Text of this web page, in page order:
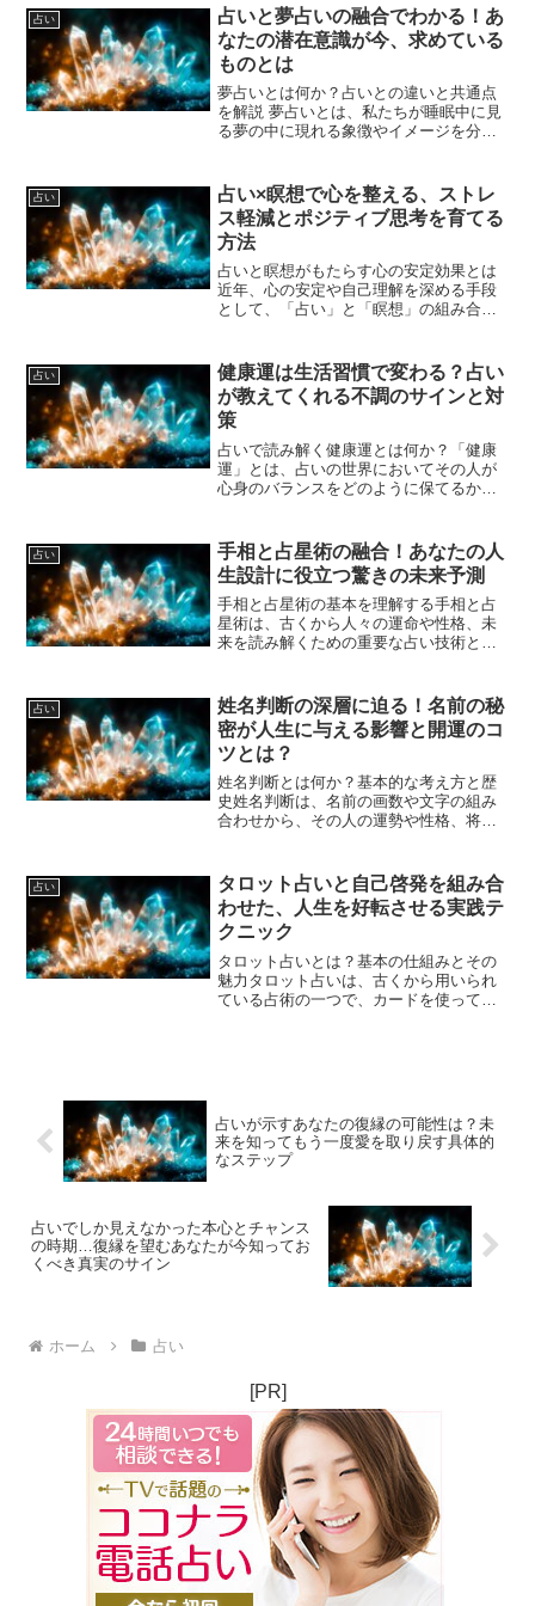
占い
占いと夢占いの融合でわかる！あ
なたの潜在意識が今、求めている
ものとは
夢占いとは何か？占いとの違いと共通点
を解説 夢占いとは、私たちが睡眠中に見
る夢の中に現れる象徴やイメージを分析
的な占いが、星座・生年月日・名前・手
相など、比較的「目に見...
占い
占い×瞑想で心を整える、ストレ
ス軽減とポジティブ思考を育てる
方法
占いと瞑想がもたらす心の安定効果とは
近年、心の安定や自己理解を深める手段
として、「占い」と「瞑想」の組み合わ
つめるきっかけを与えてくれるツールで
す。一方、瞑想は呼吸や意...
占い
健康運は生活習慣で変わる？占い
が教えてくれる不調のサインと対
策
占いで読み解く健康運とは何か？「健康
運」とは、占いの世界においてその人が
心身のバランスをどのように保てるか、
座、干支、さらには姓名判断や手相など
を用いて、その人にとって...
占い
手相と占星術の融合！あなたの人
生設計に役立つ驚きの未来予測
手相と占星術の基本を理解する手相と占
星術は、古くから人々の運命や性格、未
来を読み解くための重要な占い技術とし
や運勢を知る上で強力なツールとなりま
す。まずは、それぞれの基...
占い
姓名判断の深層に迫る！名前の秘
密が人生に与える影響と開運のコ
ツとは？
姓名判断とは何か？基本的な考え方と歴
史姓名判断は、名前の画数や文字の組み
合わせから、その人の運勢や性格、将来
圏で長い歴史を持ち、名前という身近な
情報から人生の傾向を探る手...
占い
タロット占いと自己啓発を組み合
わせた、人生を好転させる実践テ
クニック
タロット占いとは？基本の仕組みとその
魅力タロット占いは、古くから用いられ
ている占術の一つで、カードを使って未
占いが示すあなたの復縁の可能性は？未
来を知ってもう一度愛を取り戻す具体的
なステップ
占いでしか見えなかった本心とチャンス
の時期…復縁を望むあなたが今知ってお
くべき真実のサイン
ホーム 占い
[PR]